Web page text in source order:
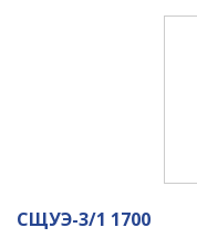
СЩУЭ-3/1 1700